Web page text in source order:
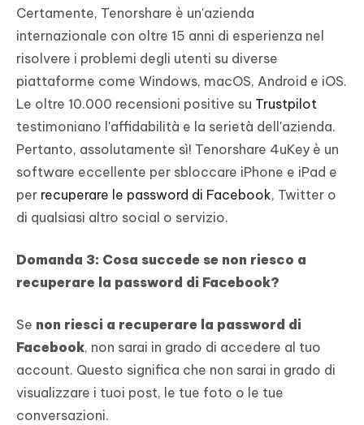
Certamente, Tenorshare è un'azienda
internazionale con oltre 15 anni di esperienza nel
risolvere i problemi degli utenti su diverse
piattaforme come Windows, macOS, Android e iOS.
Le oltre 10.000 recensioni positive su Trustpilot
testimoniano l'affidabilità e la serietà dell'azienda.
Pertanto, assolutamente sì! Tenorshare 4uKey è un
software eccellente per sbloccare iPhone e iPad e
per recuperare le password di Facebook, Twitter o
di qualsiasi altro social o servizio.
Domanda 3: Cosa succede se non riesco a
recuperare la password di Facebook?
Se non riesci a recuperare la password di
Facebook, non sarai in grado di accedere al tuo
account. Questo significa che non sarai in grado di
visualizzare i tuoi post, le tue foto o le tue
conversazioni.